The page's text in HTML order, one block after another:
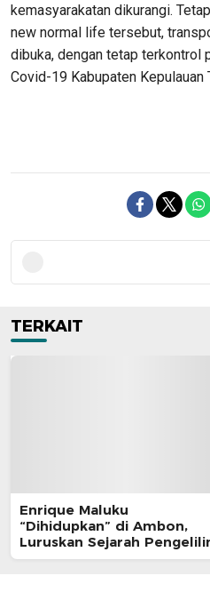
kemasyarakatan dikurangi.
new normal life tersebut,
dibuka, dengan tetap terkontrol
Covid-19 Kabupaten Kepulauan
TERKAIT
Enrique Maluku
“Dihidupkan” di Ambon,
Luruskan Sejarah
Bumi Pertama Adalah